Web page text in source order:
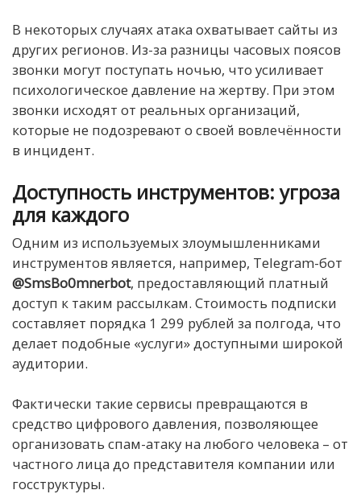
В некоторых случаях атака охватывает сайты из
других регионов. Из-за разницы часовых поясов
звонки могут поступать ночью, что усиливает
психологическое давление на жертву. При этом
звонки исходят от реальных организаций,
которые не подозревают о своей вовлечённости
в инцидент.
Доступность инструментов: угроза
для каждого
Одним из используемых злоумышленниками
инструментов является, например, Telegram-бот
@SmsBo0mnerbot, предоставляющий платный
доступ к таким рассылкам. Стоимость подписки
составляет порядка 1 299 рублей за полгода, что
делает подобные «услуги» доступными широкой
аудитории.
Фактически такие сервисы превращаются в
средство цифрового давления, позволяющее
организовать спам-атаку на любого человека – от
частного лица до представителя компании или
госструктуры.